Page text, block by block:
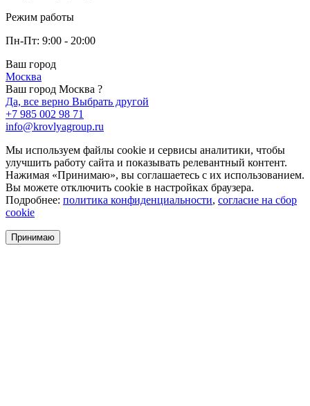
Режим работы
Пн-Пт: 9:00 - 20:00
Ваш город
Москва
Ваш город Москва ?
Да, все верно Выбрать другой
+7 985 002 98 71
info@krovlyagroup.ru
Мы используем файлы cookie и сервисы аналитики, чтобы
улучшить работу сайта и показывать релевантный контент.
Нажимая «Принимаю», вы соглашаетесь с их использованием.
Вы можете отключить cookie в настройках браузера.
Подробнее: политика конфиденциальности, согласие на сбор
cookie
Принимаю